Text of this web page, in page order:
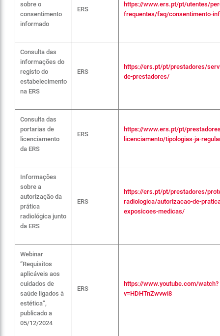
sobre o
consentimento
informado
ERS
https://www.ers.pt/pt/utentes/
frequentes/faq/consentimento-
Consulta das
informações do
registo do
estabelecimento
na ERS
ERS
https://ers.pt/pt/prestadores/
de-prestadores/
Consulta das
portarias de
licenciamento
da ERS
ERS
https://www.ers.pt/pt/
licenciamento/tipologias-ja-
Informações
sobre a
autorização da
prática
radiológica junto
da ERS
ERS
https://ers.pt/pt/prestadores/
radiologica/autorizacao-de-
exposicoes-medicas/
Webinar
“Requisitos
aplicáveis aos
cuidados de
saúde ligados à
estética”,
publicado a
05/12/2024
ERS
https://www.youtube.com/watch?
v=HDHTnZwvwi8